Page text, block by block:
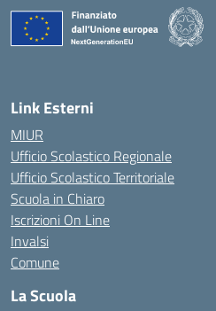
Link Esterni
MIUR
Ufficio Scolastico Regionale
Ufficio Scolastico Territoriale
Scuola in Chiaro
Iscrizioni On Line
Invalsi
Comune
La Scuola